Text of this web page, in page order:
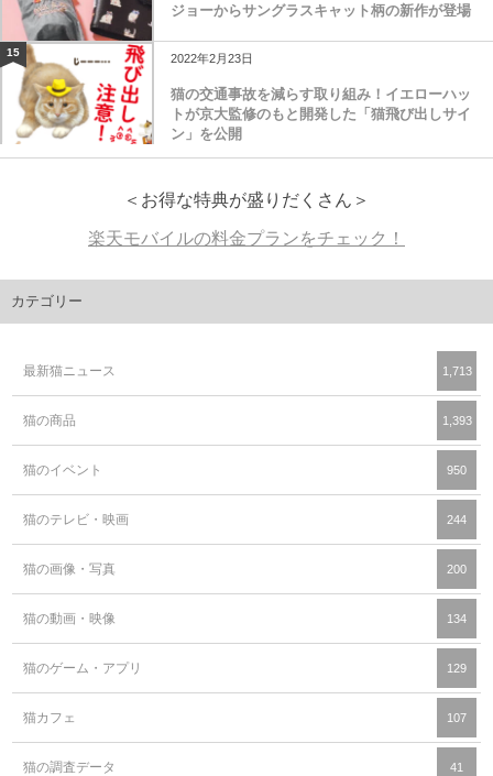
ジョーからサングラスキャット柄の新作が登場
15 2022年2月23日
猫の交通事故を減らす取り組み！イエローハッ
トが京大監修のもと開発した「猫飛び出しサイ
ン」を公開
＜お得な特典が盛りだくさん＞
楽天モバイルの料金プランをチェック！
カテゴリー
最新猫ニュース 1,713
猫の商品 1,393
猫のイベント 950
猫のテレビ・映画 244
猫の画像・写真 200
猫の動画・映像 134
猫のゲーム・アプリ 129
猫カフェ 107
猫の調査データ 41